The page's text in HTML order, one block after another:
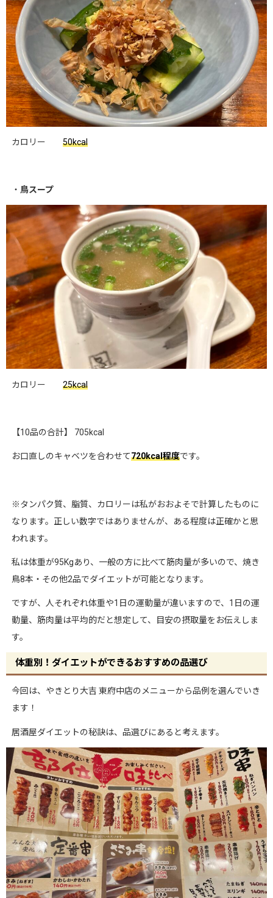
カロリー 50kcal
・ 鳥スープ
カロリー 25kcal
【10品の合計】 705kcal
お口直しのキャベツを合わせて720kcal程度です。
※タンパク質、脂質、カロリーは私がおおよそで計算したものに
なります。正しい数字ではありませんが、ある程度は正確かと思
われます。
私は体重が95Kgあり、一般の方に比べて筋肉量が多いので、焼き
鳥8本・その他2品でダイエットが可能となります。
ですが、人それぞれ体重や1日の運動量が違いますので、1日の運
動量、筋肉量は平均的だと想定して、目安の摂取量をお伝えしま
す。
体重別！ダイエットができるおすすめの品選び
今回は、やきとり大吉 東府中店のメニューから品例を選んでいき
ます！
居酒屋ダイエットの秘訣は、品選びにあると考えます。